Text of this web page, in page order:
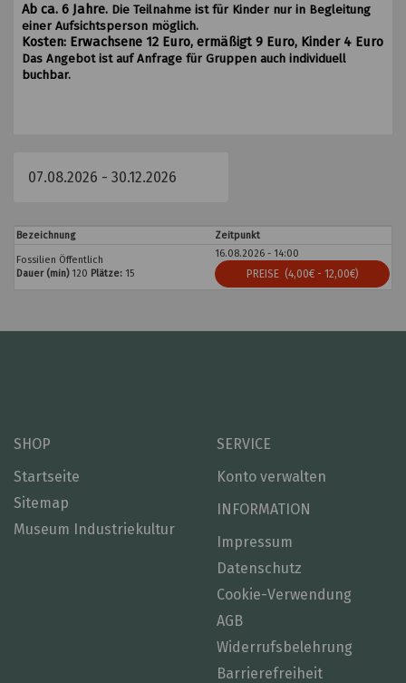
Ab ca. 6 Jahre. Die Teilnahme ist für Kinder nur in Begleitung
einer Aufsichtsperson möglich.
Kosten: Erwachsene 12 Euro, ermäßigt 9 Euro, Kinder 4 Euro
Das Angebot ist auf Anfrage für Gruppen auch individuell
buchbar.
Bezeichnung Zeitpunkt
Fossilien Öffentlich
Dauer (min) 120 Plätze: 15
16.08.2026 - 14:00
PREISE (4,00€ - 12,00€)
SHOP
Startseite
Sitemap
Museum Industriekultur
SERVICE
Konto verwalten
INFORMATION
Impressum
Datenschutz
Cookie-Verwendung
AGB
Widerrufsbelehrung
Barrierefreiheit